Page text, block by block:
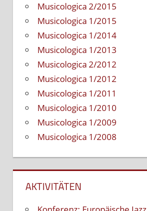
Musicologica 2/2015
Musicologica 1/2015
Musicologica 1/2014
Musicologica 1/2013
Musicologica 2/2012
Musicologica 1/2012
Musicologica 1/2011
Musicologica 1/2010
Musicologica 1/2009
Musicologica 1/2008
AKTIVITÄTEN